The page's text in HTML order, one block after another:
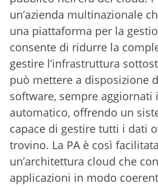
un’azienda multinazionale
una piattaforma per la
consente di ridurre la
gestire l’infrastruttura
può mettere a disposizione
software, sempre aggiornati
automatico, offrendo un
capace di gestire tutti i dati
trovino. La PA è così
un’architettura cloud che
applicazioni in modo